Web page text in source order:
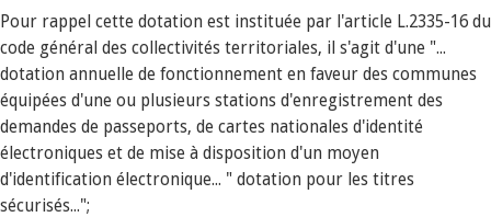
Pour rappel cette dotation est instituée par l'article L.2335-16 du
code général des collectivités territoriales, il s'agit d'une "...
dotation annuelle de fonctionnement en faveur des communes
équipées d'une ou plusieurs stations d'enregistrement des
demandes de passeports, de cartes nationales d'identité
électroniques et de mise à disposition d'un moyen
d'identification électronique... " dotation pour les titres
sécurisés...";